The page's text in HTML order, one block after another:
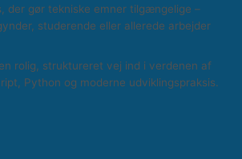
der gør tekniske emner tilgængelige –
studerende eller allerede arbejder
rolig, struktureret vej ind i verdenen af
Python og moderne udviklingspraksis.